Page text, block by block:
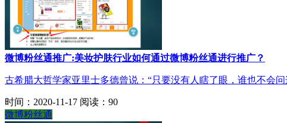
微博粉丝通推广:美妆护肤行业如何通过微博粉丝通进行推广？
古希腊大哲学家亚里士多德曾说：“只要没有人瞎了眼，谁也不会
时间：2020-11-17 阅读：90
微博粉丝通